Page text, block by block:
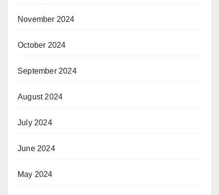
November 2024
October 2024
September 2024
August 2024
July 2024
June 2024
May 2024